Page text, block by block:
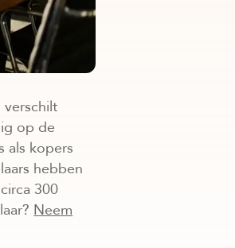
op de
als kopers
hebben
300
Neem